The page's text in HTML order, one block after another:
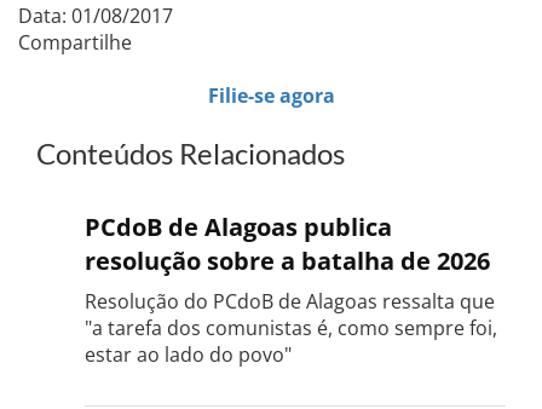
Data: 01/08/2017
Compartilhe
Filie-se agora
Conteúdos Relacionados
PCdoB de Alagoas publica
resolução sobre a batalha de 2026
Resolução do PCdoB de Alagoas ressalta que
"a tarefa dos comunistas é, como sempre foi,
estar ao lado do povo"